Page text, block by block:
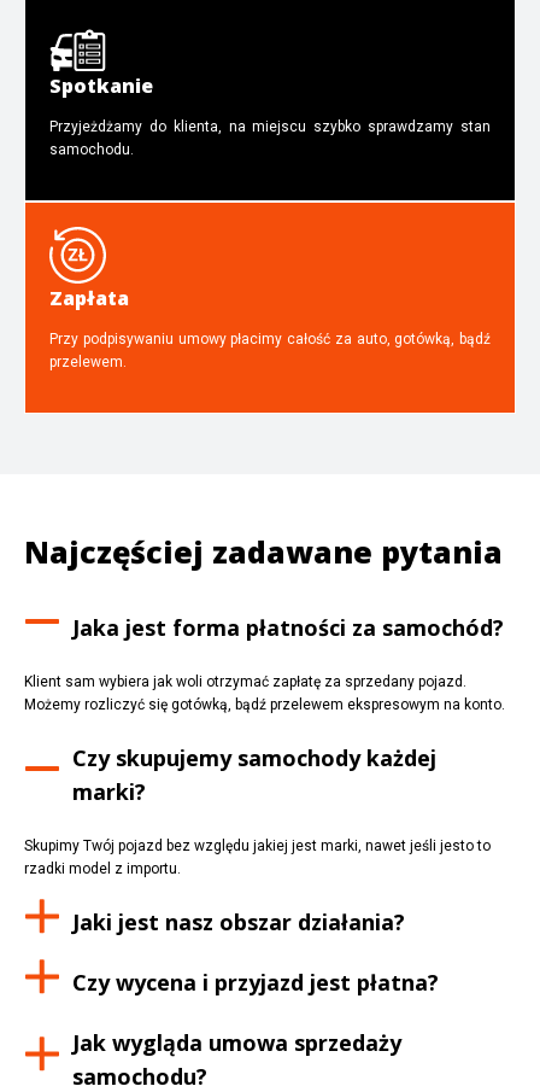
Spotkanie
Przyjeżdżamy do klienta, na miejscu szybko sprawdzamy stan
samochodu.
Zapłata
Przy podpisywaniu umowy płacimy całość za auto, gotówką, bądź
przelewem.
Najczęściej zadawane pytania
Jaka jest forma płatności za samochód?
Klient sam wybiera jak woli otrzymać zapłatę za sprzedany pojazd.
Możemy rozliczyć się gotówką, bądź przelewem ekspresowym na konto.
Czy skupujemy samochody każdej
marki?
Skupimy Twój pojazd bez względu jakiej jest marki, nawet jeśli jesto to
rzadki model z importu.
Jaki jest nasz obszar działania?
Czy wycena i przyjazd jest płatna?
Jak wygląda umowa sprzedaży
samochodu?